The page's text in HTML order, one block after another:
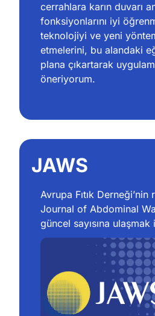
cerrahlara karın duvarı
fonksiyonlarını iyi
teknolojiyi ve yeni
etmelerini, bu alandaki
plana çıkartarak
öneriyorum.
JAWS
Avrupa Fıtık
Journal of Abdominal
güncel sayısına ulaşmak